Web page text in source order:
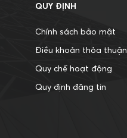
QUY ĐỊNH
Chính sách bảo mật
Điều khoản thỏa thuận
Quy chế hoạt động
Quy định đăng tin